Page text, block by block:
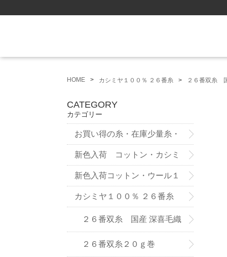
HOME カシミヤ１００％ ２６番糸 ２６番双糸
CATEGORY
カテゴリー
お買い得の糸・在庫少量糸・
試作品
新色入荷 コットン・カシミ
ヤ ７５番糸3ply
新色入荷コットン・ウール１
２番双糸
カシミヤ１００％ ２６番糸
２６番双糸 国産 深喜毛織
(株) の紡績糸
２６番双糸２０ｇ巻